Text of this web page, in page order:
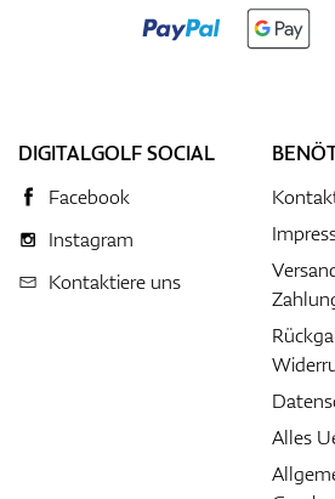
DIGITALGOLF SOCIAL
Facebook
Instagram
Kontaktiere uns
Alles